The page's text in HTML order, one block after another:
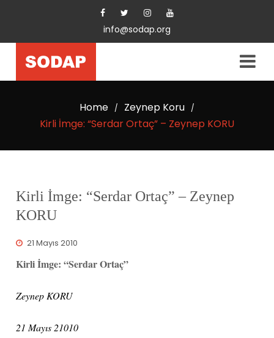
info@sodap.org
Home / Zeynep Koru /
Kirli İmge: “Serdar Ortaç” – Zeynep KORU
Kirli İmge: “Serdar Ortaç” – Zeynep
KORU
21 Mayıs 2010
Kirli İmge: “Serdar Ortaç”
Zeynep KORU
21 Mayıs 21010